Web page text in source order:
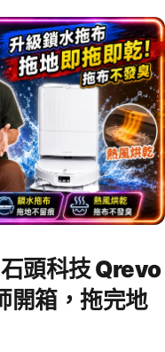
頭科技 Qrevo
開箱，拖完地